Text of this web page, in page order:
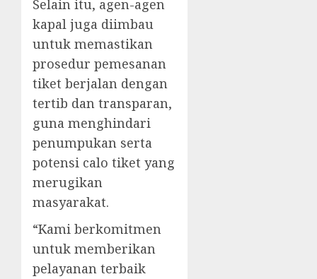
Selain itu, agen-agen
kapal juga diimbau
untuk memastikan
prosedur pemesanan
tiket berjalan dengan
tertib dan transparan,
guna menghindari
penumpukan serta
potensi calo tiket yang
merugikan
masyarakat.
“Kami berkomitmen
untuk memberikan
pelayanan terbaik